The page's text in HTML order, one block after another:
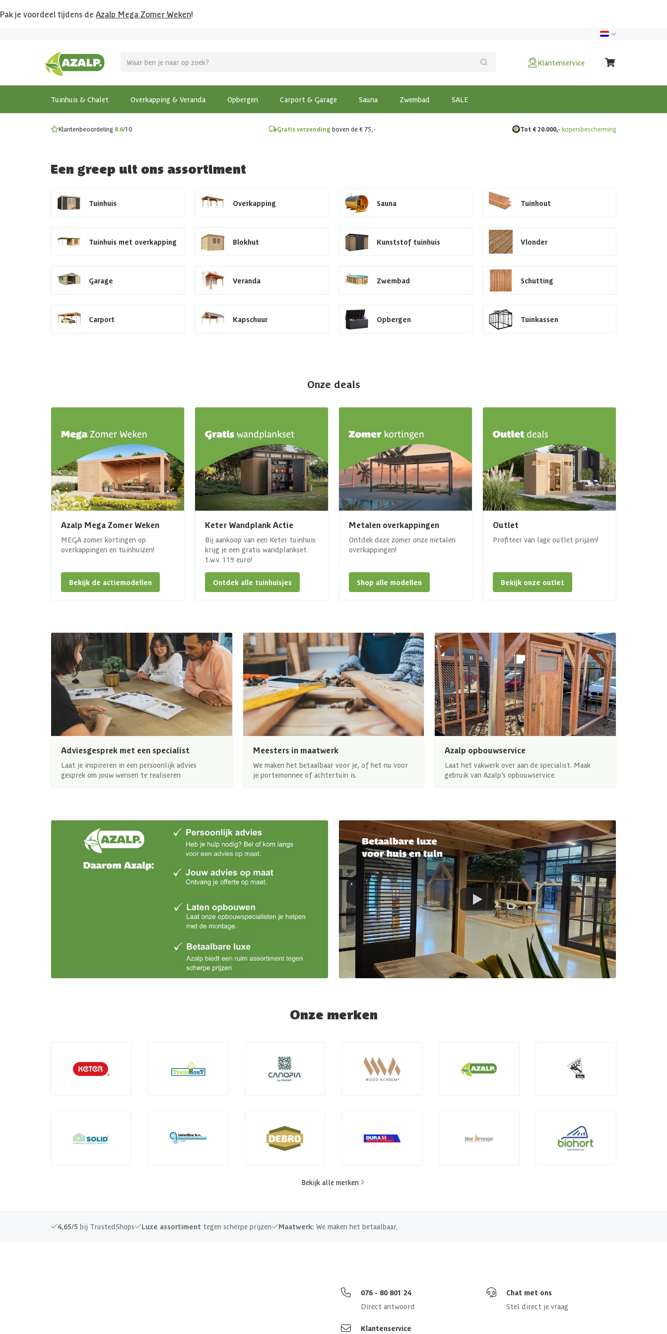
Pak je voordeel tijdens de Azalp Mega Zomer Weken!
Klantenservice
Tuinhuis & Chalet Overkapping & Veranda Opbergen Carport & Garage Sauna Zwembad SALE
MEGA zomer kortingen op overkappingen en tuinhuizen!
Bekijk de actiemodellen
Gratis wandplankset
Ontdek onze metalen overkappingen
Klantenbeoordeling 8.6/10 Gratis verzending boven de € 75,- Tot € 20.000,- kopersbescherming
Een greep uit ons assortiment
Tuinhuis Overkapping Sauna Tuinhout
Tuinhuis met overkapping Blokhut Kunststof tuinhuis Vlonder
Garage Veranda Zwembad Schutting
Carport Kapschuur Opbergen Tuinkassen
Onze deals
Azalp Mega Zomer Weken
MEGA zomer kortingen op
overkappingen en tuinhuizen!
Bekijk de actiemodellen
Keter Wandplank Actie
Bij aankoop van een Keter tuinhuis
krijg je een gratis wandplankset
t.w.v. 119 euro!
Ontdek alle tuinhuisjes
Metalen overkappingen
Ontdek deze zomer onze metalen
overkappingen!
Shop alle modellen
Outlet
Profiteer van lage outlet prijzen!
Bekijk onze outlet
Adviesgesprek met een specialist
Laat je inspireren in een persoonlijk advies
gesprek om jouw wensen te realiseren
Meesters in maatwerk
We maken het betaalbaar voor je, of het nu voor
je portemonnee of achtertuin is.
Azalp opbouwservice
Laat het vakwerk over aan de specialist. Maak
gebruik van Azalp’s opbouwservice.
Onze merken
Bekijk alle merken
4,65/5 bij TrustedShops Luxe assortiment tegen scherpe prijzen Maatwerk: We maken het betaalbaar.
076 - 80 801 24
Direct antwoord
Chat met ons
Stel direct je vraag
Klantenservice